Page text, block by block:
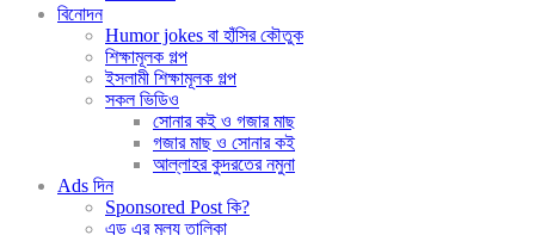
বিনোদন
Humor jokes বা হাঁসির কৌতুক
শিক্ষামূলক গল্প
ইসলামী শিক্ষামূলক গল্প
সকল ভিডিও
সোনার কই ও গজার মাছ
গজার মাছ ও সোনার কই
আল্লাহর কুদরতের নমুনা
Ads দিন
Sponsored Post কি?
এড এর মূল্য তালিকা